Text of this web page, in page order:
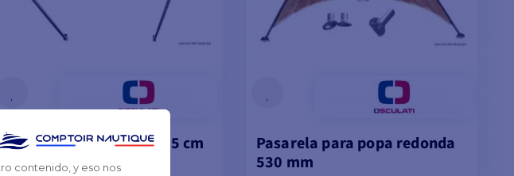
Pasarela trasera 130 x 55 cm
Pasarela para popa redonda
530 mm